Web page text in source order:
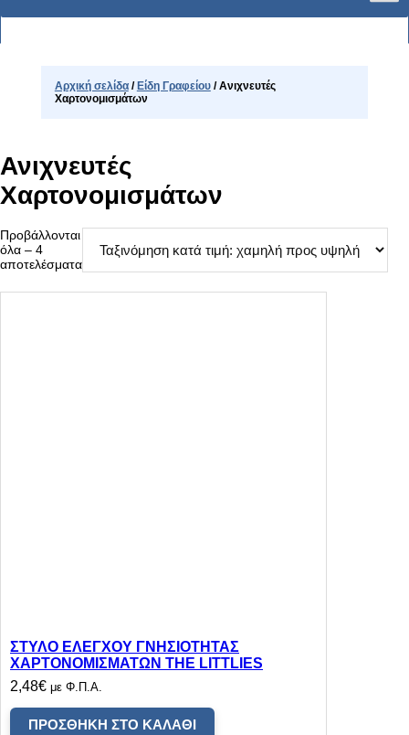
Αρχική σελίδα/Είδη Γραφείου/ Ανιχνευτές
Χαρτονομισμάτων
Ανιχνευτές
Χαρτονομισμάτων
Προβάλλονται
όλα – 4
αποτελέσματαSorted
price:
ΣΤΥΛΟ ΕΛΕΓΧΟΥ ΓΝΗΣΙΟΤΗΤΑΣ
ΧΑΡΤΟΝΟΜΙΣΜΑΤΩΝ THE LITTLIES
2,48€ με Φ.Π.Α.
ΠΡΟΣΘΉΚΗ ΣΤΟ ΚΑΛΆΘΙ